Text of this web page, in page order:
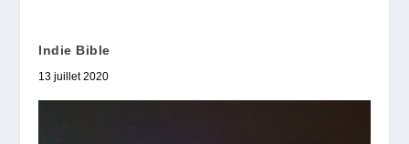
Indie Bible
13 juillet 2020